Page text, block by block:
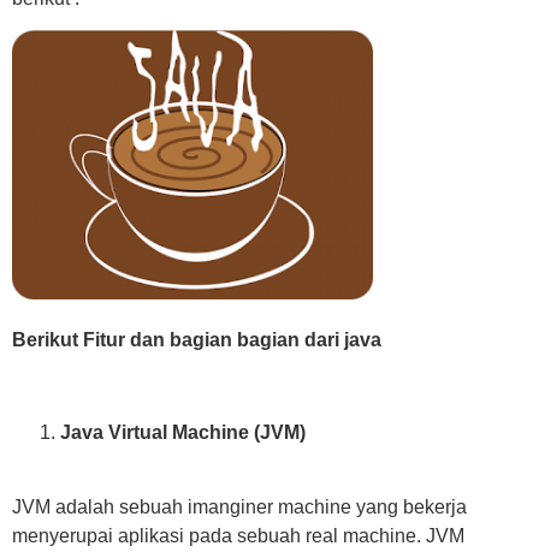
Berikut Fitur dan bagian bagian dari java
Java Virtual Machine (JVM)
JVM adalah sebuah imanginer machine yang bekerja
menyerupai aplikasi pada sebuah real machine. JVM